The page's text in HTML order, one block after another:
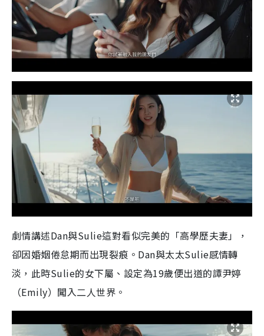
劇情講述Dan與Sulie這對看似完美的「高學歷夫妻」，
卻因婚姻倦怠期而出現裂痕。Dan與太太Sulie感情轉
淡，此時Sulie的女下屬、設定為19歲便出道的譚尹婷
（Emily）闖入二人世界。